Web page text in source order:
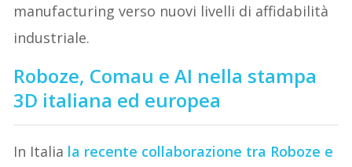
manufacturing verso nuovi livelli di affidabilità
industriale.
Roboze, Comau e AI nella stampa
3D italiana ed europea
In Italia la recente collaborazione tra Roboze e